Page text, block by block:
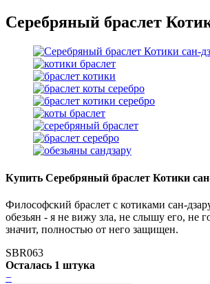
Серебряный браслет
Купить Серебряный браслет Котики
Философский браслет с котиками сан-
обезьян - я не вижу зла, не слышу его, не
значит, полностью от него защищен.
SBR063
Осталась 1 штука
−